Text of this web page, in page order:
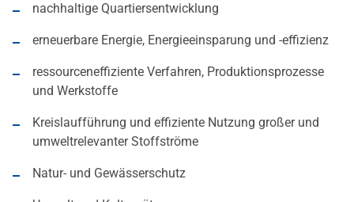
nachhaltige Quartiersentwicklung
erneuerbare Energie, Energieeinsparung und -effizienz
ressourceneffiziente Verfahren, Produktionsprozesse
und Werkstoffe
Kreislaufführung und effiziente Nutzung großer und
umweltrelevanter Stoffströme
Natur- und Gewässerschutz